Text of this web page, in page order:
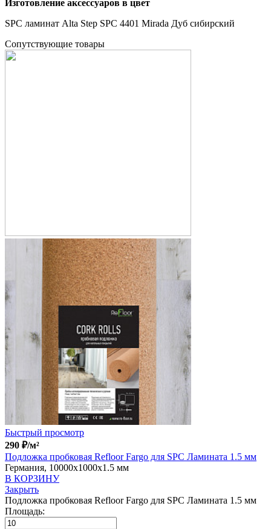
Изготовление аксессуаров в цвет
SPC ламинат Alta Step SPC 4401 Mirada Дуб сибирский
Cопутствующие товары
Быстрый просмотр
290 ₽/м²
Подложка пробковая Refloor Fargo для SPC Ламината 1.5 мм
Германия, 10000x1000x1.5 мм
В КОРЗИНУ
Закрыть
Подложка пробковая Refloor Fargo для SPC Ламината 1.5 мм
Площадь: